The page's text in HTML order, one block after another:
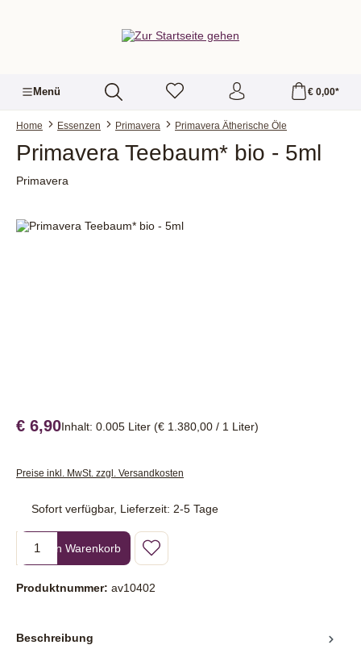
Menü € 0,00*
Home Essenzen Primavera Primavera Ätherische Öle
Primavera Teebaum* bio - 5ml
Primavera
Bildergalerie überspringen
€ 6,90Inhalt: 0.005 Liter (€ 1.380,00 / 1 Liter)
Preise inkl. MwSt. zzgl. Versandkosten
Sofort verfügbar, Lieferzeit: 2-5 Tage
Produkt Anzahl: Gib den gewünschten Wert ein oder benutze die
In den Warenkorb
Produktnummer: av10402
Beschreibung